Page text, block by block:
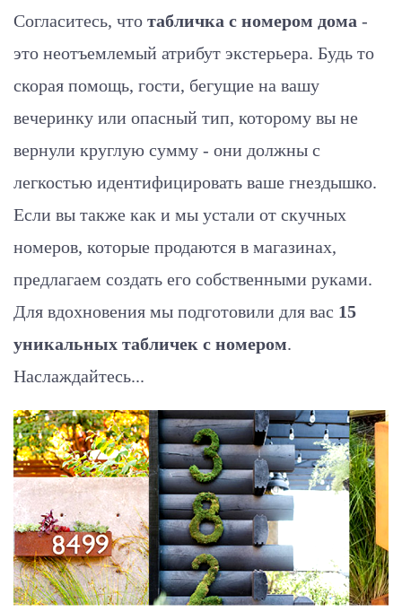
Согласитесь, что табличка с номером дома -
это неотъемлемый атрибут экстерьера. Будь то
скорая помощь, гости, бегущие на вашу
вечеринку или опасный тип, которому вы не
вернули круглую сумму - они должны с
легкостью идентифицировать ваше гнездышко.
Если вы также как и мы устали от скучных
номеров, которые продаются в магазинах,
предлагаем создать его собственными руками.
Для вдохновения мы подготовили для вас 15
уникальных табличек с номером.
Наслаждайтесь...